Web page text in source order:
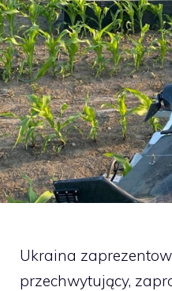
Ukraina
przechwytujący,